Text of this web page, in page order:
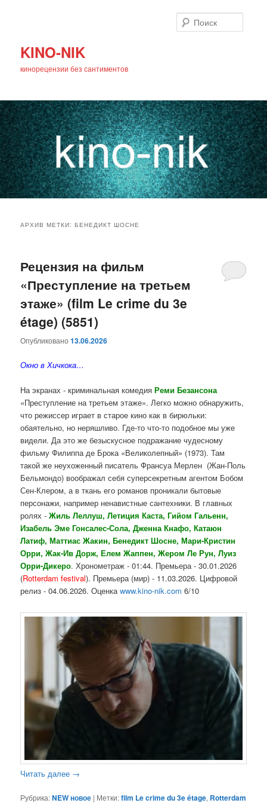
KINO-NIK
кинорецензии без сантиментов
основному
содержимому
дополнительному
содержимому
АРХИВ МЕТКИ:БЕНЕДИКТ ШОСНЕ
Рецензия на фильм
«Преступление на третьем
этаже» (film Le crime du 3e
étage) (5851)
Опубликовано13.06.2026
Окно в Хичкока…
На экранах - криминальная комедияРеми Безансона
«Преступление на третьем этаже». Легко можно обнаружить,
что режиссер играет в старое кино как в бирюльки:
обаятельно, но неряшливо. Где-то что-то подобное мы уже
видели. Да это же безыскусное подражание чудесному
фильму Филиппа де Брока «Великолепный» (1973). Там
такой же неухоженный писатель Франсуа Мерлен (Жан-Поль
Бельмондо) воображал себя суперсекретным агентом Бобом
Сен-Клером, а в ткань его романов проникали бытовые
персонажи, например ненавистные сантехники. В главных
ролях -Жиль Леллуш, Летиция Каста, Гийом Гальенн,
Изабель Эме Гонсалес-Сола, Дженна Кнафо, Катаюн
Латиф, Маттиас Жакин, Бенедикт Шосне, Мари-Кристин
Орри, Жак-Ив Дорж, Елем Жаппен, Жером Ле Рун, Луиз
Орри-Дикеро. Хронометраж - 01:44. Премьера - 30.01.2026
(Rotterdam festival). Премьера (мир) - 11.03.2026. Цифровой
релиз - 04.06.2026. Оценкаwww.kino-nik.com 6/10
Читать далее →
Рубрика:NEW новое | Метки:film Le crime du 3e étage, Rotterdam